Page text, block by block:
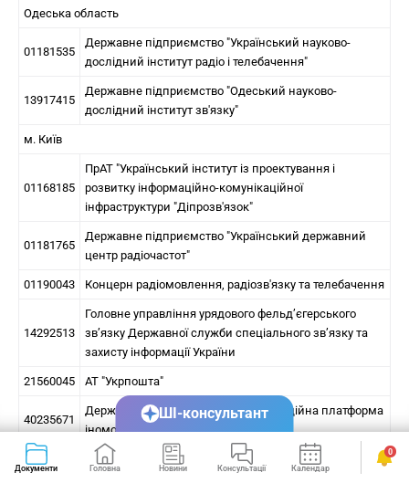
Одеська область
01181535
Державне підприємство "Український науково-
дослідний інститут радіо і телебачення"
13917415
Державне підприємство "Одеський науково-
дослідний інститут зв'язку"
м. Київ
01168185
ПрАТ "Український інститут із проектування і
розвитку інформаційно-комунікаційної
інфраструктури "Діпрозв'язок"
01181765
Державне підприємство "Український державний
центр радіочастот"
01190043 Концерн радіомовлення, радіозв'язку та телебачення
14292513
Головне управління урядового фельд’єгерського
зв’язку Державної служби спеціального зв’язку та
захисту інформації України
21560045 АТ "Укрпошта"
40235671
Державне підприємство "Мультимедійна платформа
іномовлення України"
24366929 Державне підприємство спеціального зв'язку
Документи Головна Новини Консультації Календар Сервіси
0
ШІ-консультант